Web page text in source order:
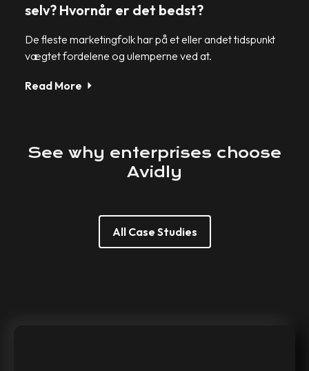
selv? Hvornår er det bedst?
De fleste marketingfolk har på et eller andet tidspunkt
vægtet fordelene og ulemperne ved at.
Read More
See why enterprises choose
Avidly
All Case Studies